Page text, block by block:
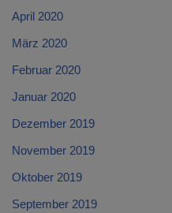
April 2020
März 2020
Februar 2020
Januar 2020
Dezember 2019
November 2019
Oktober 2019
September 2019